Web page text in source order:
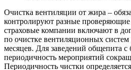
Очистка вентиляции от жира –
контролируют разные
страховые компании включают в
по очистке вентиляционных
месяцев. Для заведений общепита
периодичность мероприятий
Периодичность чистки